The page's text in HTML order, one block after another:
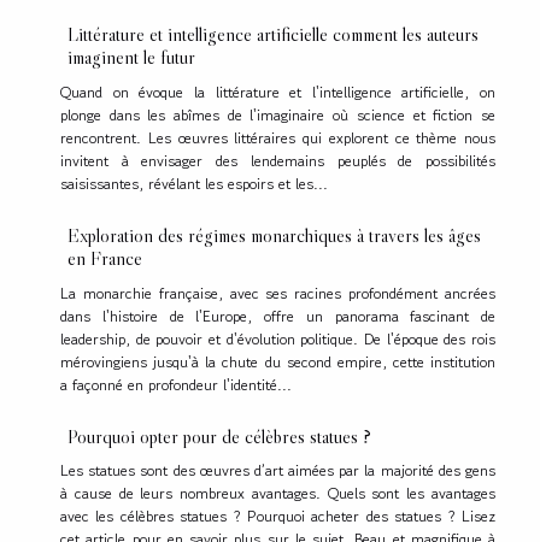
Littérature et intelligence artificielle comment les auteurs
imaginent le futur
Quand on évoque la littérature et l'intelligence artificielle, on
plonge dans les abîmes de l'imaginaire où science et fiction se
rencontrent. Les œuvres littéraires qui explorent ce thème nous
invitent à envisager des lendemains peuplés de possibilités
saisissantes, révélant les espoirs et les...
Exploration des régimes monarchiques à travers les âges
en France
La monarchie française, avec ses racines profondément ancrées
dans l'histoire de l'Europe, offre un panorama fascinant de
leadership, de pouvoir et d'évolution politique. De l'époque des rois
mérovingiens jusqu'à la chute du second empire, cette institution
a façonné en profondeur l'identité...
Pourquoi opter pour de célèbres statues ?
Les statues sont des œuvres d’art aimées par la majorité des gens
à cause de leurs nombreux avantages. Quels sont les avantages
avec les célèbres statues ? Pourquoi acheter des statues ? Lisez